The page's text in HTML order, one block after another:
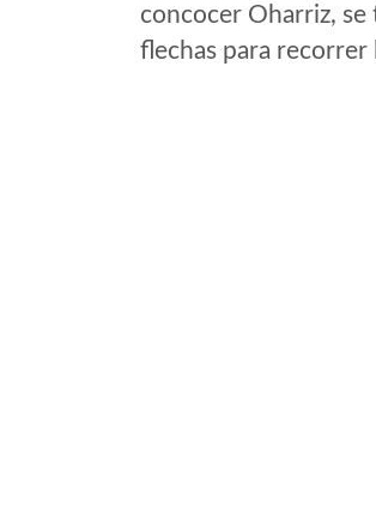
concocer Oharriz,
flechas para recorrer